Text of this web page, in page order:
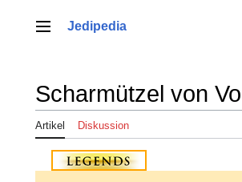
springenHauptmenü
Jedipedia
Scharmützel von
Artikel Diskussion